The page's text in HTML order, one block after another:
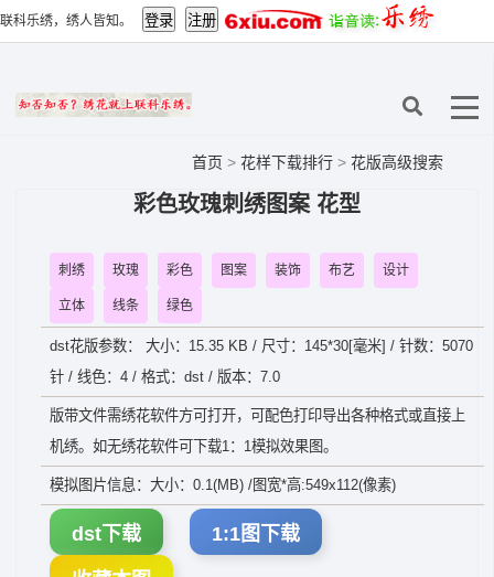
联科乐绣，绣人皆知。
首页 > 花样下载排行 > 花版高级搜索
彩色玫瑰刺绣图案 花型
刺绣 玫瑰 彩色 图案 装饰 布艺 设计
立体 线条 绿色
dst花版参数： 大小：15.35 KB / 尺寸：145*30[毫米] / 针数：5070
针 / 线色：4 / 格式：dst / 版本：7.0
版带文件需绣花软件方可打开，可配色打印导出各种格式或直接上
机绣。如无绣花软件可下载1：1模拟效果图。
模拟图片信息：大小：0.1(MB) /图宽*高:549x112(像素)
dst下载 1:1图下载